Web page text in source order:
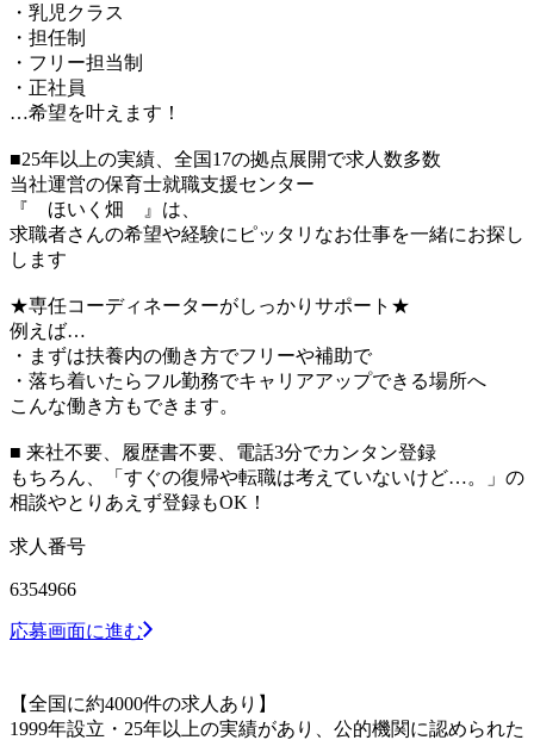
・乳児クラス
・担任制
・フリー担当制
・正社員
…希望を叶えます！
■25年以上の実績、全国17の拠点展開で求人数多数
当社運営の保育士就職支援センター
『 ほいく畑 』は、
求職者さんの希望や経験にピッタリなお仕事を一緒にお探し
します
★専任コーディネーターがしっかりサポート★
例えば…
・まずは扶養内の働き方でフリーや補助で
・落ち着いたらフル勤務でキャリアアップできる場所へ
こんな働き方もできます。
■ 来社不要、履歴書不要、電話3分でカンタン登録
もちろん、「すぐの復帰や転職は考えていないけど…。」の
相談やとりあえず登録もOK！
求人番号
6354966
応募画面に進む
【全国に約4000件の求人あり】
1999年設立・25年以上の実績があり、公的機関に認められた